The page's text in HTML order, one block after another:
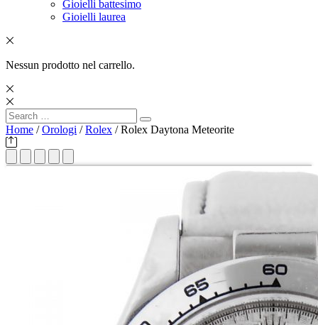
Gioielli battesimo
Gioielli laurea
Nessun prodotto nel carrello.
Search
for:
Search
Home /Orologi /Rolex / Rolex Daytona Meteorite